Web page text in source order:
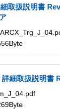
細取扱説明書
細取扱説明書